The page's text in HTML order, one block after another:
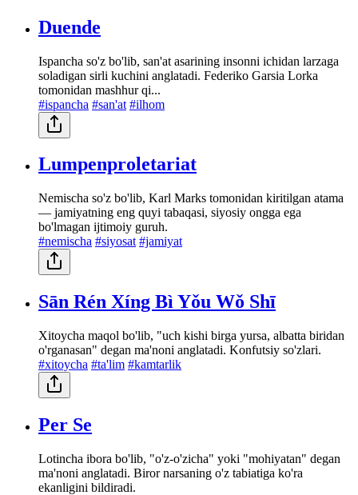
Duende
Ispancha so'z bo'lib, san'at asarining insonni ichidan larzaga
soladigan sirli kuchini anglatadi. Federiko Garsia Lorka
tomonidan mashhur qi...
#ispancha #san'at #ilhom
Lumpenproletariat
Nemischa so'z bo'lib, Karl Marks tomonidan kiritilgan atama
— jamiyatning eng quyi tabaqasi, siyosiy ongga ega
bo'lmagan ijtimoiy guruh.
#nemischa #siyosat #jamiyat
Sān Rén Xíng Bì Yǒu Wǒ Shī
Xitoycha maqol bo'lib, "uch kishi birga yursa, albatta biridan
o'rganasan" degan ma'noni anglatadi. Konfutsiy so'zlari.
#xitoycha #ta'lim #kamtarlik
Per Se
Lotincha ibora bo'lib, "o'z-o'zicha" yoki "mohiyatan" degan
ma'noni anglatadi. Biror narsaning o'z tabiatiga ko'ra
ekanligini bildiradi.